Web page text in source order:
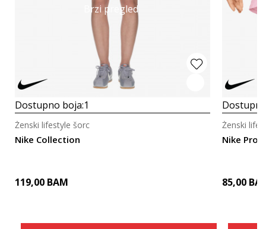
Brzi pregled
Dostupno boja:1
Nike Collection
Ženski lifestyle šorc
119,00 BAM
Nike Pro
Ženski
85,00